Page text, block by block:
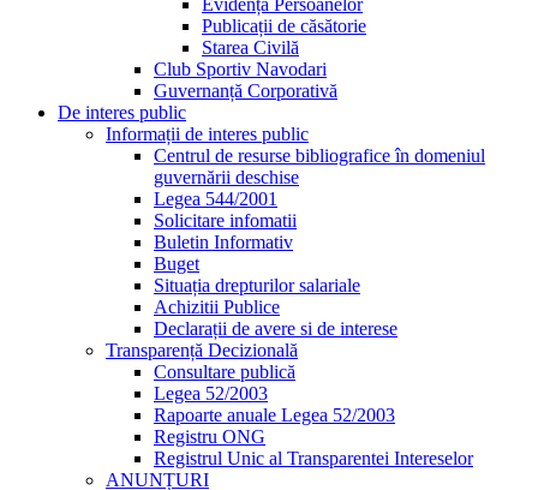
Evidența Persoanelor
Publicații de căsătorie
Starea Civilă
Club Sportiv Navodari
Guvernanță Corporativă
De interes public
Informații de interes public
Centrul de resurse bibliografice în domeniul
guvernării deschise
Legea 544/2001
Solicitare infomatii
Buletin Informativ
Buget
Situația drepturilor salariale
Achizitii Publice
Declarații de avere si de interese
Transparență Decizională
Consultare publică
Legea 52/2003
Rapoarte anuale Legea 52/2003
Registru ONG
Registrul Unic al Transparentei Intereselor
ANUNȚURI